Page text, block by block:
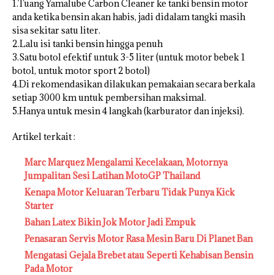
1.Tuang Yamalube Carbon Cleaner ke tanki bensin motor
anda ketika bensin akan habis, jadi didalam tangki masih
sisa sekitar satu liter.
2.Lalu isi tanki bensin hingga penuh
3.Satu botol efektif untuk 3-5 liter (untuk motor bebek 1
botol, untuk motor sport 2 botol)
4.Di rekomendasikan dilakukan pemakaian secara berkala
setiap 3000 km untuk pembersihan maksimal.
5.Hanya untuk mesin 4 langkah (karburator dan injeksi).
Artikel terkait :
Marc Marquez Mengalami Kecelakaan, Motornya
Jumpalitan Sesi Latihan MotoGP Thailand
Kenapa Motor Keluaran Terbaru Tidak Punya Kick
Starter
Bahan Latex Bikin Jok Motor Jadi Empuk
Penasaran Servis Motor Rasa Mesin Baru Di Planet Ban
Mengatasi Gejala Brebet atau Seperti Kehabisan Bensin
Pada Motor